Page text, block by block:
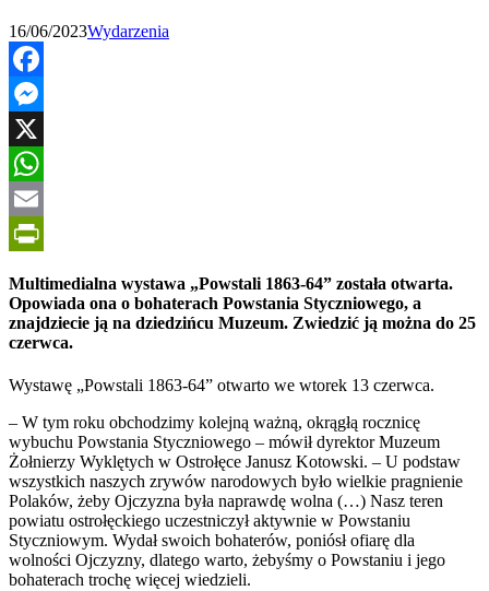
16/06/2023Wydarzenia
Facebook
Messenger
X
WhatsApp
Email
Multimedialna wystawa „Powstali 1863-64” została otwarta.
Opowiada ona o bohaterach Powstania Styczniowego, a
znajdziecie ją na dziedzińcu Muzeum. Zwiedzić ją można do 25
czerwca.
Wystawę „Powstali 1863-64” otwarto we wtorek 13 czerwca.
– W tym roku obchodzimy kolejną ważną, okrągłą rocznicę
wybuchu Powstania Styczniowego – mówił dyrektor Muzeum
Żołnierzy Wyklętych w Ostrołęce Janusz Kotowski. – U podstaw
wszystkich naszych zrywów narodowych było wielkie pragnienie
Polaków, żeby Ojczyzna była naprawdę wolna (…) Nasz teren
powiatu ostrołęckiego uczestniczył aktywnie w Powstaniu
Styczniowym. Wydał swoich bohaterów, poniósł ofiarę dla
wolności Ojczyzny, dlatego warto, żebyśmy o Powstaniu i jego
bohaterach trochę więcej wiedzieli.